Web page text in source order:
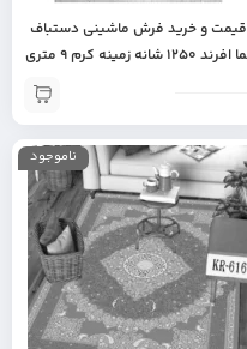
قیمت و خرید فرش ماشینی دستباف
نما افرند 1250 شانه زمینه کرم 9 متری
| جهیزیه عروس | فرش ماشینی
لاکچری | فرش ماشینی با کیفیت |
فرش ماشینی تراکم بالا
ناموجود